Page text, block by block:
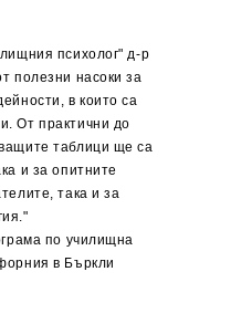
психолог" д-р
полезни насоки за
в които са
От практични до
таблици ще са
и за опитните
така и за
по училищна
в Бъркли